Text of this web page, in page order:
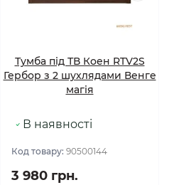
Тумба під ТВ Коен RTV2S
Гербор з 2 шухлядами Венге
магія
В наявності
Код товару: 90500144
3 980 грн.